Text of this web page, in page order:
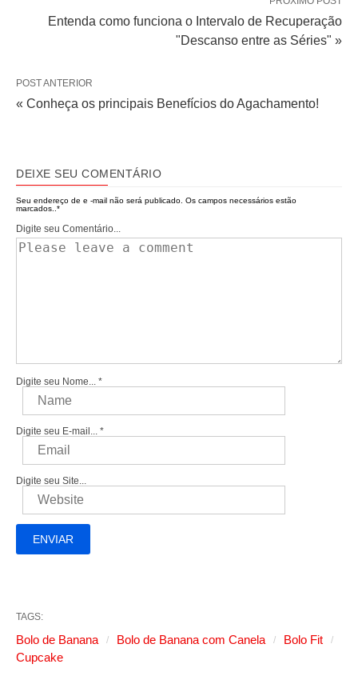
Entenda como funciona o Intervalo de Recuperação
"Descanso entre as Séries" »
POST ANTERIOR
« Conheça os principais Benefícios do Agachamento!
DEIXE SEU COMENTÁRIO
Seu endereço de e -mail não será publicado. Os campos necessários estão
marcados.. *
Digite seu Comentário...
Digite seu Nome... *
Digite seu E-mail... *
Digite seu Site...
TAGS:
Bolo de Banana Bolo de Banana com Canela
Bolo Fit
Cupcake